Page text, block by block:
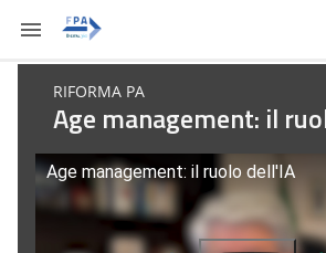
RIFORMA PA
Age management: il
Age management: il ruolo dell'IA